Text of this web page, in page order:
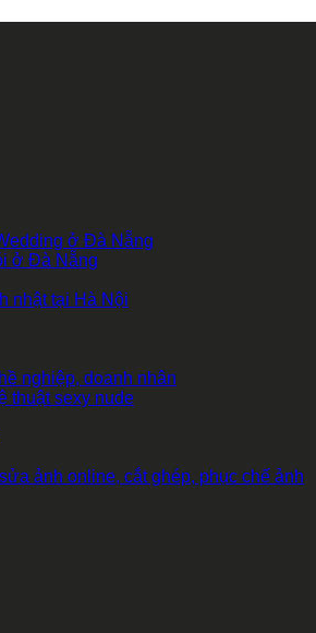
ở Đà Nẵng
ở Đà Nẵng
nhật tại Hà Nội
nghiệp, doanh nhân
thuật sexy nude
ảnh online, cắt ghép, phục chế ảnh